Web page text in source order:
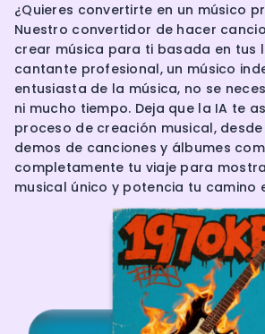
¿Quieres convertirte en un músico
Nuestro convertidor de hacer
crear música para ti basada en tus
cantante profesional, un músico
entusiasta de la música, no se
ni mucho tiempo. Deja que la IA te
proceso de creación musical,
demos de canciones y álbumes
completamente tu viaje para
musical único y potencia tu camino